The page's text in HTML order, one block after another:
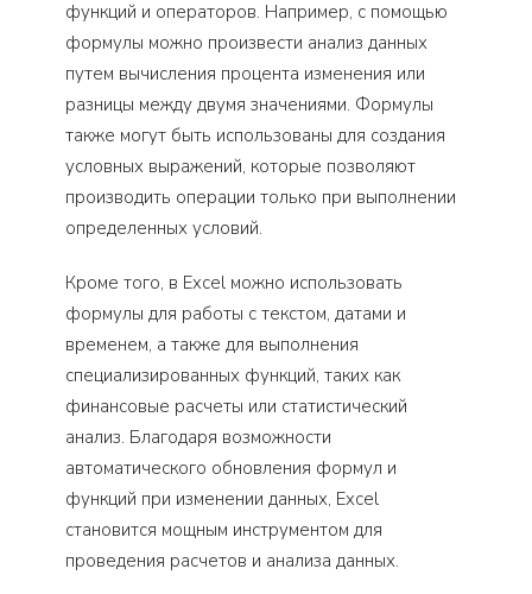
функций и операторов. Например, с помощью
формулы можно произвести анализ данных
путем вычисления процента изменения или
разницы между двумя значениями. Формулы
также могут быть использованы для создания
условных выражений, которые позволяют
производить операции только при выполнении
определенных условий.
Кроме того, в Excel можно использовать
формулы для работы с текстом, датами и
временем, а также для выполнения
специализированных функций, таких как
финансовые расчеты или статистический
анализ. Благодаря возможности
автоматического обновления формул и
функций при изменении данных, Excel
становится мощным инструментом для
проведения расчетов и анализа данных.